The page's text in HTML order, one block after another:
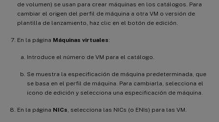
de volumen) se usan para crear máquinas en los catálogos. Para
cambiar el origen del perfil de máquina a otra VM o versión de
plantilla de lanzamiento, haz clic en el botón de edición.
En la página Máquinas virtuales:
Introduce el número de VM para el catálogo.
Se muestra la especificación de máquina predeterminada, que
se basa en el perfil de máquina. Para cambiarla, selecciona el
icono de edición y selecciona una especificación de máquina.
En la página NICs , selecciona las NICs (o ENIs) para las VM.